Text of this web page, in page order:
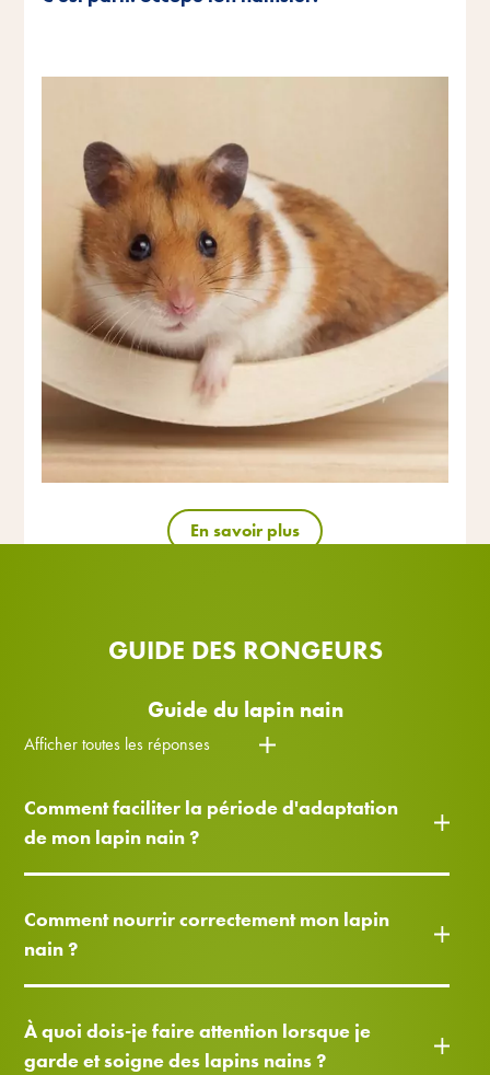
En savoir plus
GUIDE DES RONGEURS
Guide du lapin nain
Afficher toutes les réponses
Comment faciliter la période d'adaptation
de mon lapin nain ?
Comment nourrir correctement mon lapin
nain ?
À quoi dois-je faire attention lorsque je
garde et soigne des lapins nains ?